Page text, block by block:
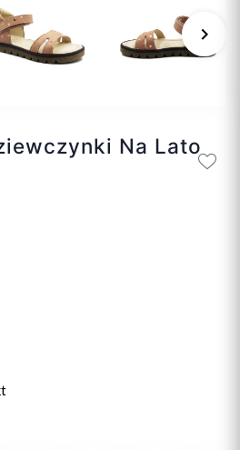
keyboard_arrow_right
Na Lato